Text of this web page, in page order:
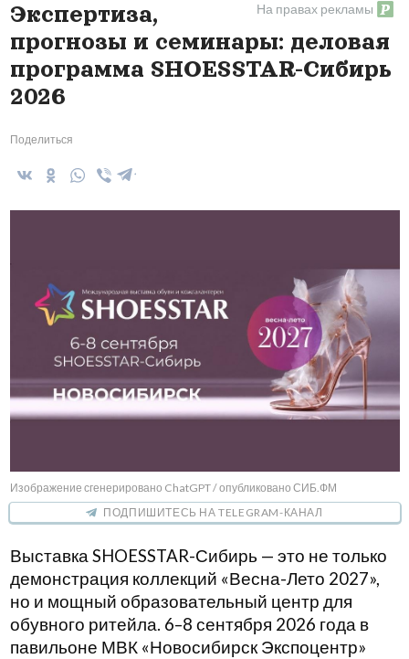
На правах рекламы
Экспертиза,
прогнозы и семинары: деловая
программа SHOESSTAR-Сибирь
2026
Поделиться
Изображение сгенерировано ChatGPT / опубликовано СИБ.ФМ
ПОДПИШИТЕСЬ НА TELEGRAM-КАНАЛ
Выставка SHOESSTAR-Сибирь — это не только
демонстрация коллекций «Весна-Лето 2027»,
но и мощный образовательный центр для
обувного ритейла. 6–8 сентября 2026 года в
павильоне МВК «Новосибирск Экспоцентр»